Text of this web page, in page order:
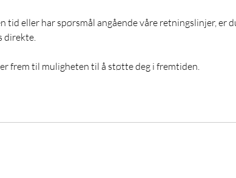
tid eller har spørsmål angående våre retningslinjer, er
direkte.
frem til muligheten til å støtte deg i fremtiden.